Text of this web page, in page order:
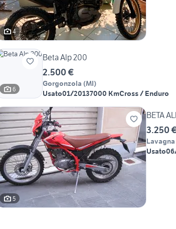
4
6
Beta Alp 200
2.500 €
Gorgonzola (MI)
Usato01/20137000 KmCross / Enduro
5
BETA
3.250
Lavagna
Usato